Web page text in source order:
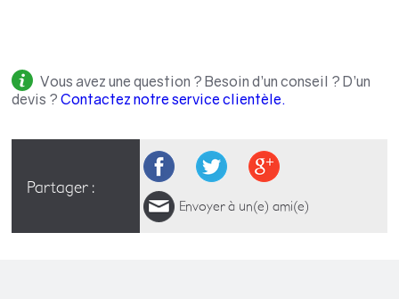
Vous avez une question ? Besoin d’un conseil ? D’un
devis ?Contactez notre service clientèle.
Partager :
Envoyer à un(e) ami(e)